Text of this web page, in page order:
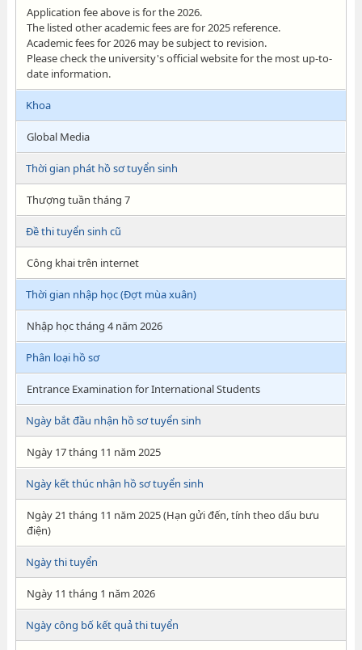
Application fee above is for the 2026.
The listed other academic fees are for 2025 reference.
Academic fees for 2026 may be subject to revision.
Please check the university's official website for the most up-to-
date information.
Khoa
Global Media
Thời gian phát hồ sơ tuyển sinh
Thượng tuần tháng 7
Đề thi tuyển sinh cũ
Công khai trên internet
Thời gian nhập học (Đợt mùa xuân)
Nhập học tháng 4 năm 2026
Phân loại hồ sơ
Entrance Examination for International Students
Ngày bắt đầu nhận hồ sơ tuyển sinh
Ngày 17 tháng 11 năm 2025
Ngày kết thúc nhận hồ sơ tuyển sinh
Ngày 21 tháng 11 năm 2025 (Hạn gửi đến, tính theo dấu bưu
điện)
Ngày thi tuyển
Ngày 11 tháng 1 năm 2026
Ngày công bố kết quả thi tuyển